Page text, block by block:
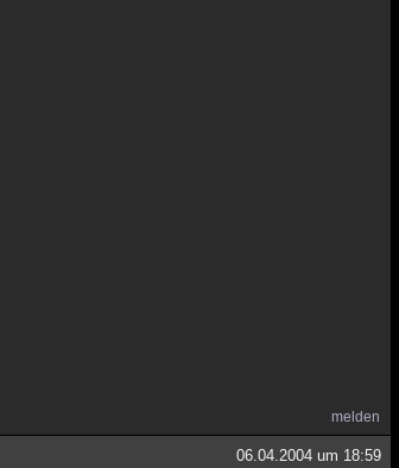
melden
06.04.2004 um 18:59